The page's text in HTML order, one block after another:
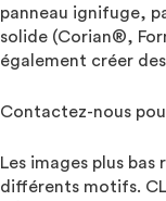
panneau ignifuge,
solide (Corian®,
également créer des
Contactez-nous
Les images plus
différents motifs.